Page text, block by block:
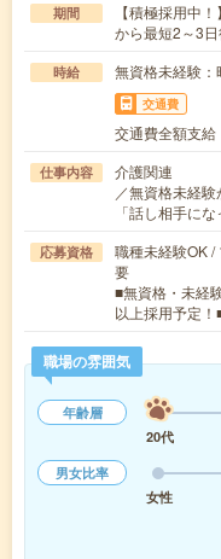
期間
【積極採用中
から最短2～3
時給 無資格未経験
交通費
交通費全額支給
仕事内容
介護関連
／無資格未経
「話し相手に
応募資格
職種未経験OK /
要
■無資格・未経
以上採用予定
職場の雰囲気
年齢層
20代
男女比率
女性